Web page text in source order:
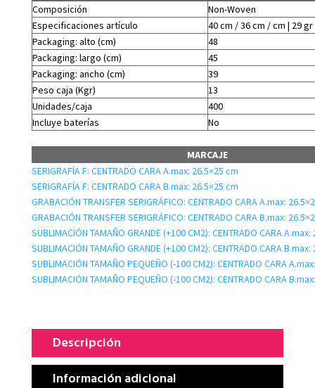
Composición
Non-Woven
Especificaciones artículo
40 cm / 36 cm / cm | 29 gr
Packaging: alto (cm)
48
Packaging: largo (cm)
45
Packaging: ancho (cm)
39
Peso caja (Kgr)
13
Unidades/caja
400
Incluye baterías
No
MARCAJE
SERIGRAFÍA F: CENTRADO CARA A.max: 26.5×25 cm
SERIGRAFÍA F: CENTRADO CARA B.max: 26.5×25 cm
GRABACIÓN TRANSFER SERIGRÁFICO: CENTRADO CARA A.max:
GRABACIÓN TRANSFER SERIGRÁFICO: CENTRADO CARA B.max:
SUBLIMACIÓN TAMAÑO GRANDE (+100 CM2): CENTRADO CARA
SUBLIMACIÓN TAMAÑO GRANDE (+100 CM2): CENTRADO CARA
SUBLIMACIÓN TAMAÑO PEQUEÑO (-100 CM2): CENTRADO CARA
SUBLIMACIÓN TAMAÑO PEQUEÑO (-100 CM2): CENTRADO CARA
Descripción
Información adicional